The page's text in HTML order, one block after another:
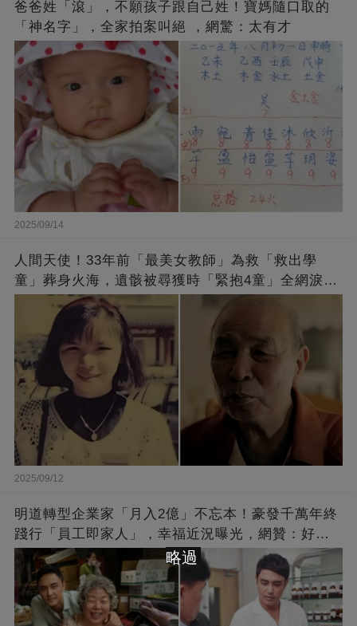
爸爸姓「滾」，不願孩子跟自己姓！寶媽隨口取的
「神名字」，全家拍案叫絕 ，網驚：太有才
2025/09/14
人間天使！33年前「最美女教師」為救「救出學
童」葬身火海，遺骸被尋獲時「緊抱4童」全網淚
崩：真正的英雄不該被遺忘
2025/09/12
明道轉型企業家「月入2億」不忘本！豪發千萬年終
踐行「員工即家人」，幸福近況曝光，網贊：好老
闆的福報
略過